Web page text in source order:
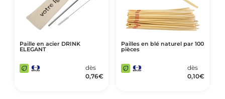
Sports, loisirs & jouets
Accessoires Auto & Vélo
PLV & Mobiliers Pub
Temps Forts de l'Année
Paille en acier DRINK
ELEGANT
dès
0,76€
Pailles en blé naturel par 100
pièces
dès
0,10€